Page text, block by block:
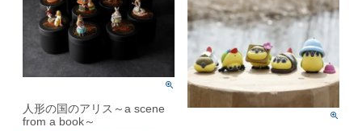
人形の国のアリス～a scene
from a book～